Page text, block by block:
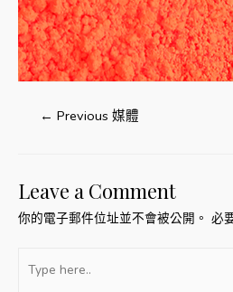
覽
← Previous 媒體
Leave a Comment
你的電子郵件位址並不會被公開。 必
here..